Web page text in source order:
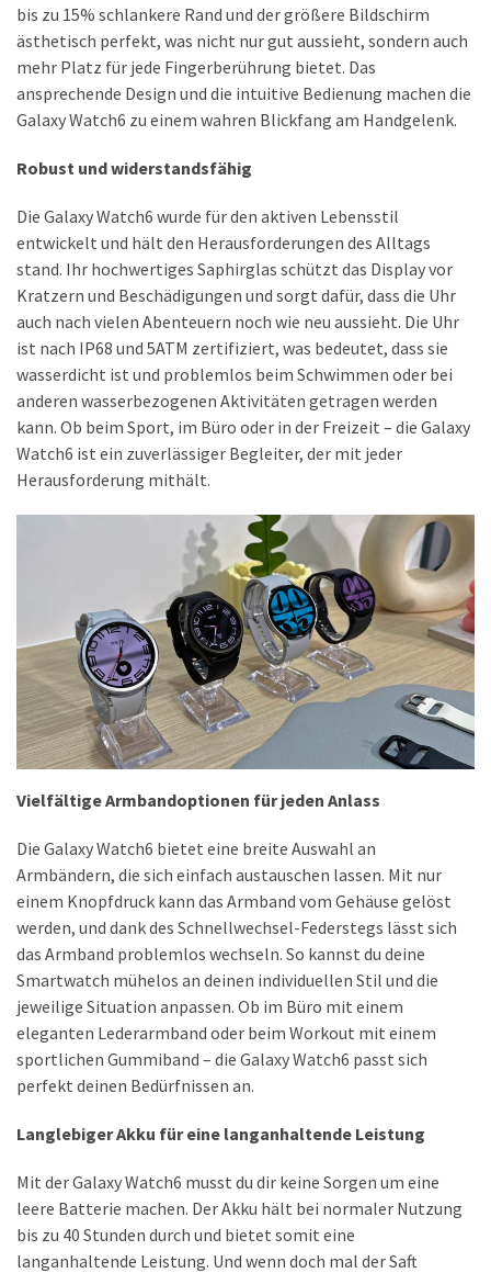
Reise-
Essentials-
Ratgeber:
Lokale
oder
SIM-
Karte
ist
kostengünstiger?
Smartwatch
Fitnessarmband:
Wo
liegen
die
Unterschiede
besser
dir?
Kurzzeitreisende:
Handy-
ist
ideal
lokale
SIM
oder
internationale
Karte?
USED
Handys
(31)
bis zu 15% schlankere Rand und der größere Bildschirm
ästhetisch perfekt, was nicht nur gut aussieht, sondern auch
mehr Platz für jede Fingerberührung bietet. Das
ansprechende Design und die intuitive Bedienung machen die
Galaxy Watch6 zu einem wahren Blickfang am Handgelenk.
Robust und widerstandsfähig
Die Galaxy Watch6 wurde für den aktiven Lebensstil
entwickelt und hält den Herausforderungen des Alltags
stand. Ihr hochwertiges Saphirglas schützt das Display vor
Kratzern und Beschädigungen und sorgt dafür, dass die Uhr
auch nach vielen Abenteuern noch wie neu aussieht. Die Uhr
ist nach IP68 und 5ATM zertifiziert, was bedeutet, dass sie
wasserdicht ist und problemlos beim Schwimmen oder bei
anderen wasserbezogenen Aktivitäten getragen werden
kann. Ob beim Sport, im Büro oder in der Freizeit – die Galaxy
Watch6 ist ein zuverlässiger Begleiter, der mit jeder
Herausforderung mithält.
Vielfältige Armbandoptionen für jeden Anlass
Die Galaxy Watch6 bietet eine breite Auswahl an
Armbändern, die sich einfach austauschen lassen. Mit nur
einem Knopfdruck kann das Armband vom Gehäuse gelöst
werden, und dank des Schnellwechsel-Federstegs lässt sich
das Armband problemlos wechseln. So kannst du deine
Smartwatch mühelos an deinen individuellen Stil und die
jeweilige Situation anpassen. Ob im Büro mit einem
eleganten Lederarmband oder beim Workout mit einem
sportlichen Gummiband – die Galaxy Watch6 passt sich
perfekt deinen Bedürfnissen an.
Langlebiger Akku für eine langanhaltende Leistung
Mit der Galaxy Watch6 musst du dir keine Sorgen um eine
leere Batterie machen. Der Akku hält bei normaler Nutzung
bis zu 40 Stunden durch und bietet somit eine
langanhaltende Leistung. Und wenn doch mal der Saft